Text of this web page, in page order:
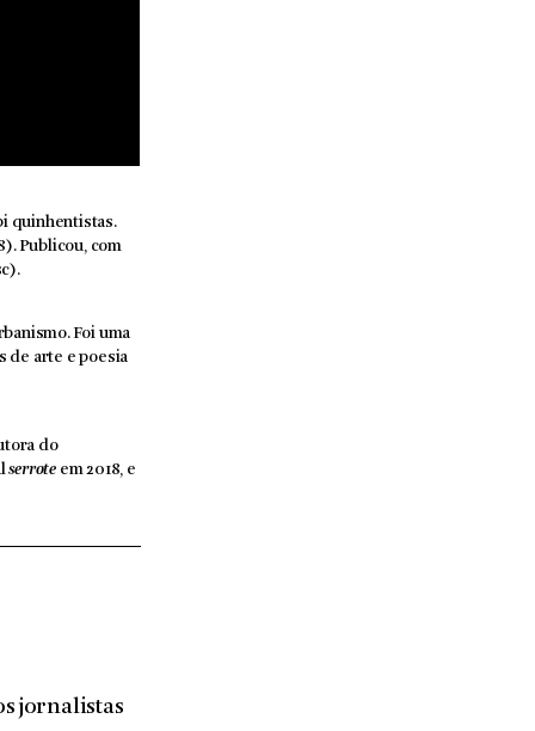
quinhentistas.
Publicou, com
Foi uma
de arte e poesia
do
serrote em 2018, e
jornalistas